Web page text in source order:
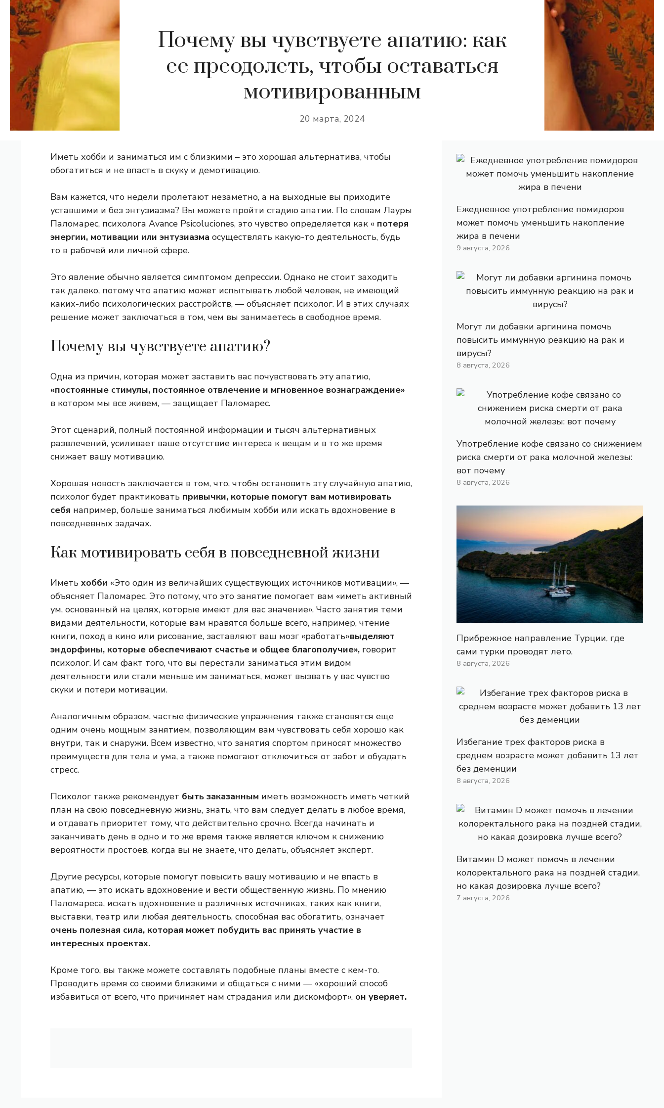
Почему вы чувствуете апатию: как
ее преодолеть, чтобы оставаться
мотивированным
20 марта, 2024
Иметь хобби и заниматься им с близкими – это хорошая альтернатива, чтобы
обогатиться и не впасть в скуку и демотивацию.
Вам кажется, что недели пролетают незаметно, а на выходные вы приходите
уставшими и без энтузиазма? Вы можете пройти стадию апатии. По словам Лауры
Паломарес, психолога Avance Psicoluciones, это чувство определяется как « потеря
энергии, мотивации или энтузиазма осуществлять какую-то деятельность, будь
то в рабочей или личной сфере.
Это явление обычно является симптомом депрессии. Однако не стоит заходить
так далеко, потому что апатию может испытывать любой человек, не имеющий
каких-либо психологических расстройств, — объясняет психолог. И в этих случаях
решение может заключаться в том, чем вы занимаетесь в свободное время.
Почему вы чувствуете апатию?
Одна из причин, которая может заставить вас почувствовать эту апатию,
«постоянные стимулы, постоянное отвлечение и мгновенное вознаграждение»
в котором мы все живем, — защищает Паломарес.
Этот сценарий, полный постоянной информации и тысяч альтернативных
развлечений, усиливает ваше отсутствие интереса к вещам и в то же время
снижает вашу мотивацию.
Хорошая новость заключается в том, что, чтобы остановить эту случайную апатию,
психолог будет практиковать привычки, которые помогут вам мотивировать
себя например, больше заниматься любимым хобби или искать вдохновение в
повседневных задачах.
Как мотивировать себя в повседневной жизни
Иметь хобби «Это один из величайших существующих источников мотивации», —
объясняет Паломарес. Это потому, что это занятие помогает вам «иметь активный
ум, основанный на целях, которые имеют для вас значение». Часто занятия теми
видами деятельности, которые вам нравятся больше всего, например, чтение
книги, поход в кино или рисование, заставляют ваш мозг «работать»выделяют
эндорфины, которые обеспечивают счастье и общее благополучие», говорит
психолог. И сам факт того, что вы перестали заниматься этим видом
деятельности или стали меньше им заниматься, может вызвать у вас чувство
скуки и потери мотивации.
Аналогичным образом, частые физические упражнения также становятся еще
одним очень мощным занятием, позволяющим вам чувствовать себя хорошо как
внутри, так и снаружи. Всем известно, что занятия спортом приносят множество
преимуществ для тела и ума, а также помогают отключиться от забот и обуздать
стресс.
Психолог также рекомендует быть заказанным иметь возможность иметь четкий
план на свою повседневную жизнь, знать, что вам следует делать в любое время,
и отдавать приоритет тому, что действительно срочно. Всегда начинать и
заканчивать день в одно и то же время также является ключом к снижению
вероятности простоев, когда вы не знаете, что делать, объясняет эксперт.
Другие ресурсы, которые помогут повысить вашу мотивацию и не впасть в
апатию, — это искать вдохновение и вести общественную жизнь. По мнению
Паломареса, искать вдохновение в различных источниках, таких как книги,
выставки, театр или любая деятельность, способная вас обогатить, означает
очень полезная сила, которая может побудить вас принять участие в
интересных проектах.
Кроме того, вы также можете составлять подобные планы вместе с кем-то.
Проводить время со своими близкими и общаться с ними — «хороший способ
избавиться от всего, что причиняет нам страдания или дискомфорт». он уверяет.
Ежедневное употребление помидоров
может помочь уменьшить накопление
жира в печени
9 августа, 2026
Могут ли добавки аргинина помочь
повысить иммунную реакцию на рак и
вирусы?
8 августа, 2026
Употребление кофе связано со снижением
риска смерти от рака молочной железы:
вот почему
8 августа, 2026
Прибрежное направление Турции, где
сами турки проводят лето.
8 августа, 2026
Избегание трех факторов риска в
среднем возрасте может добавить 13 лет
без деменции
8 августа, 2026
Витамин D может помочь в лечении
колоректального рака на поздней стадии,
но какая дозировка лучше всего?
7 августа, 2026